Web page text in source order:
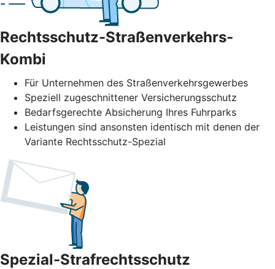
Rechtsschutz-Straßenverkehrs-
Kombi
Für Unternehmen des Straßenverkehrs­gewerbes
Speziell zugeschnittener Versicherungsschutz
Bedarfsgerechte Absicherung Ihres Fuhrparks
Leistungen sind ansonsten identisch mit denen der
Variante Rechtsschutz-Spezial
Spezial-Strafrechtsschutz